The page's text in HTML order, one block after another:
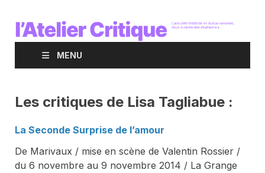
MENU
Les critiques de Lisa Tagliabue :
La Seconde Surprise de l’amour
De Marivaux / mise en scène de Valentin Rossier /
du 6 novembre au 9 novembre 2014 / La Grange